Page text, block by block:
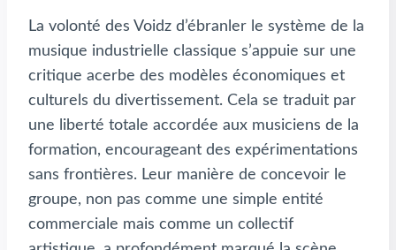
La volonté des Voidz d’ébranler le système de la
musique industrielle classique s’appuie sur une
critique acerbe des modèles économiques et
culturels du divertissement. Cela se traduit par
une liberté totale accordée aux musiciens de la
formation, encourageant des expérimentations
sans frontières. Leur manière de concevoir le
groupe, non pas comme une simple entité
commerciale mais comme un collectif